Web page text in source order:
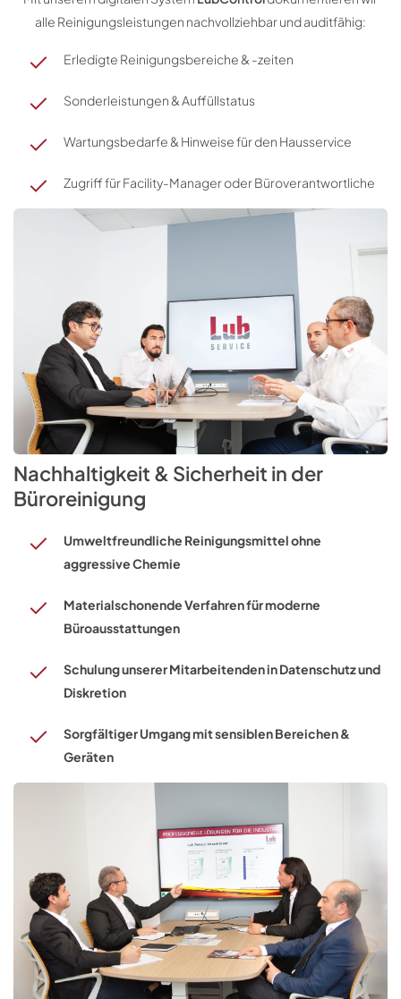
alle Reinigungsleistungen nachvollziehbar und auditfähig:
Erledigte Reinigungsbereiche & -zeiten
Sonderleistungen & Auffüllstatus
Wartungsbedarfe & Hinweise für den Hausservice
Zugriff für Facility-Manager oder Büroverantwortliche
Nachhaltigkeit & Sicherheit in der
Büroreinigung
Umweltfreundliche Reinigungsmittel ohne
aggressive Chemie
Materialschonende Verfahren für moderne
Büroausstattungen
Schulung unserer Mitarbeitenden in Datenschutz und
Diskretion
Sorgfältiger Umgang mit sensiblen Bereichen &
Geräten